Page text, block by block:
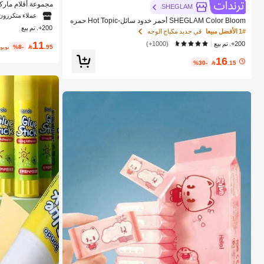
SHEGLAM
SHEGLAM Color Bloom أحمر خدود سائل-Hot Topic حمره
بلشر ماركة تجميل ومكياج للنساء والفتيات
1# الأفضل مبيعا
في جديد مكياج الوجه
200+. تم بيع
(1000+)
16 .15
%30-
8/60/80
لات
المدرسة، لوازم
عملاء
200+. تم بيع
11.95
%8-